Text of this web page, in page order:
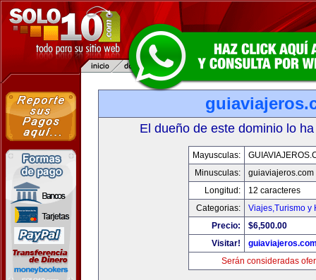
El dueño de este dominio lo
Mayusculas:
Minusculas:
guiaviajeros.com
Longitud:
12 caracteres
Categorias:
Viajes,Turismo y
Precio:
$6,500.00
Visitar!
Serán consideradas